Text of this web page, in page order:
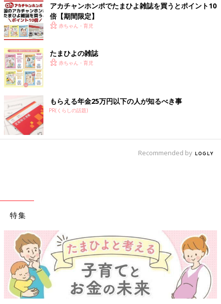
アカチャンホンポでたまひよ雑誌を買うとポイント10
倍【期間限定】
赤ちゃん・育児
たまひよの雑誌
赤ちゃん・育児
もらえる年金25万円以下の人が知るべき事
PR(くらしの話題)
Recommended by
特集